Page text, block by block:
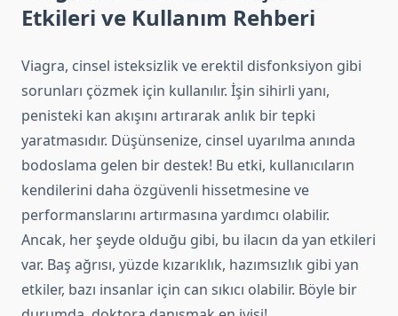
Etkileri ve Kullanım Rehberi
Viagra, cinsel isteksizlik ve erektil disfonksiyon gibi
sorunları çözmek için kullanılır. İşin sihirli yanı,
penisteki kan akışını artırarak anlık bir tepki
yaratmasıdır. Düşünsenize, cinsel uyarılma anında
bodoslama gelen bir destek! Bu etki, kullanıcıların
kendilerini daha özgüvenli hissetmesine ve
performanslarını artırmasına yardımcı olabilir.
Ancak, her şeyde olduğu gibi, bu ilacın da yan etkileri
var. Baş ağrısı, yüzde kızarıklık, hazımsızlık gibi yan
etkiler, bazı insanlar için can sıkıcı olabilir. Böyle bir